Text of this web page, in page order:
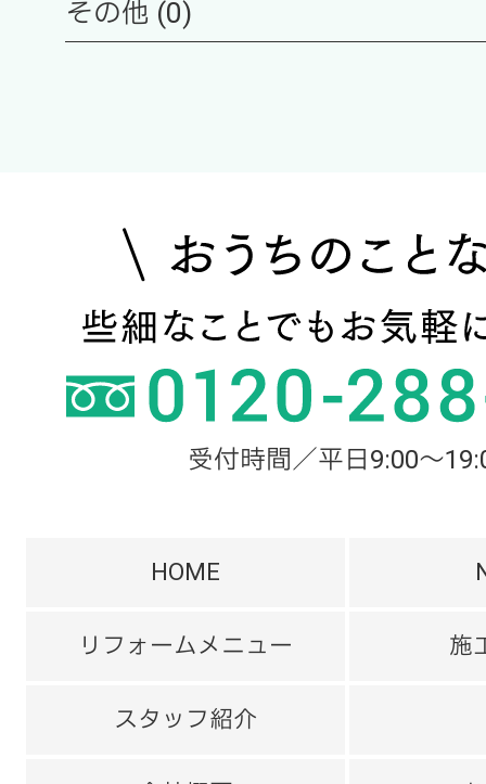
その他 (0)
受付時間／平日9:00～
HOME
リフォームメニュー 施
スタッフ紹介